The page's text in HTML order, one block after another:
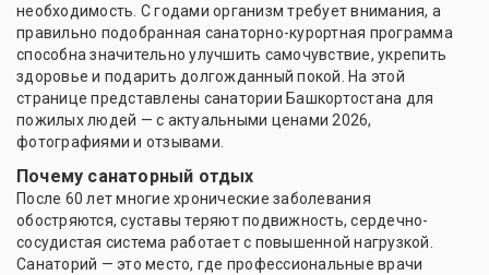
необходимость. С годами организм требует внимания, а
правильно подобранная санаторно-курортная программа
способна значительно улучшить самочувствие, укрепить
здоровье и подарить долгожданный покой. На этой
странице представлены санатории Башкортостана для
пожилых людей — с актуальными ценами 2026,
фотографиями и отзывами.
Почему санаторный отдых
После 60 лет многие хронические заболевания
обостряются, суставы теряют подвижность, сердечно-
сосудистая система работает с повышенной нагрузкой.
Санаторий — это место, где профессиональные врачи